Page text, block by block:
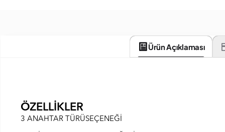
Ürün Açıklaması
ÖZELLİKLER
3 ANAHTAR TÜRÜSEÇENEĞİ